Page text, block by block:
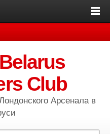
Club
Арсенала в